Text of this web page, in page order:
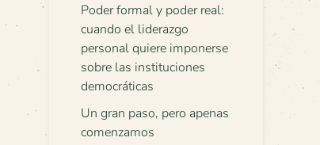
Poder formal y poder real:
cuando el liderazgo
personal quiere imponerse
sobre las instituciones
democráticas
Un gran paso, pero apenas
comenzamos